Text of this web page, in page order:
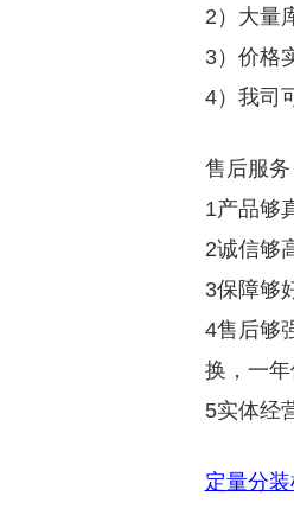
2）大量
3）价格
4）我司
售后服
1产品够
2诚信够
3保障够
4售后够
换，一
5实体经
定量分